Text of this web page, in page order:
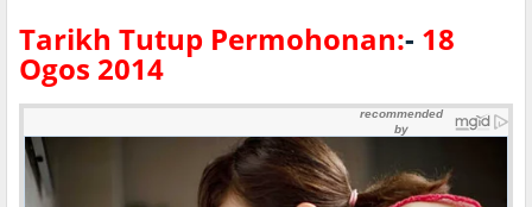
Tarikh Tutup Permohonan:- 18
Ogos 2014